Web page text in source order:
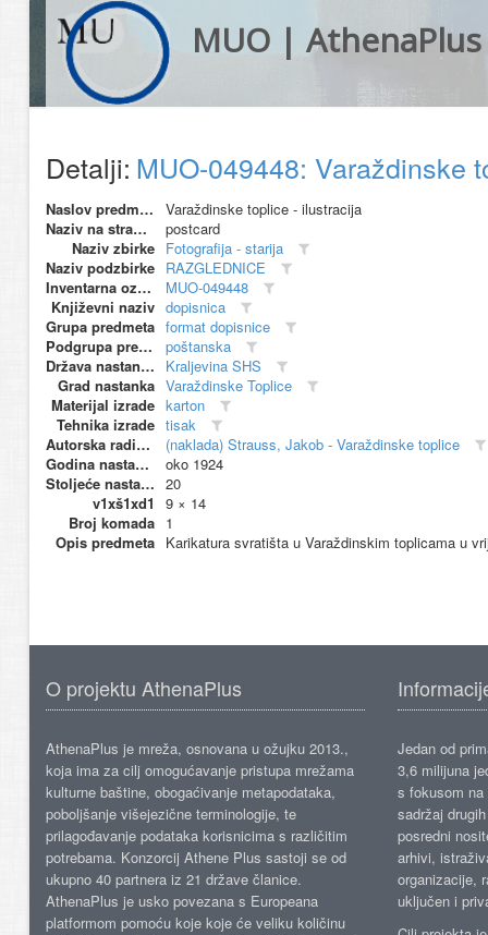
MUO | AthenaPlus
Detalji: MUO-049448:
Naslov predmeta
Varaždinske toplice - ilustracija
Naziv na stranom jeziku
postcard
Naziv zbirke Fotografija - starija
Naziv podzbirke RAZGLEDNICE
Inventarna oznaka
MUO-049448
Književni naziv dopisnica
Grupa predmeta format dopisnice
Podgrupa predmeta
poštanska
Država nastanka
Kraljevina SHS
Grad nastanka Varaždinske Toplice
Materijal izrade karton
Tehnika izrade tisak
Autorska radionica (proizvođač)
(naklada) Strauss, Jakob - Varaždinske toplice
Godina nastanka
oko 1924
Stoljeće nastanka 20
v1xš1xd1
9 × 14
Broj komada 1
Opis predmeta Karikatura svratišta u Varaždinskim toplicama u
O projektu AthenaPlus
AthenaPlus je mreža, osnovana u ožujku 2013.,
koja ima za cilj omogućavanje pristupa mrežama
kulturne baštine, obogaćivanje metapodataka,
poboljšanje višejezične terminologije, te
prilagođavanje podataka korisnicima s različitim
potrebama. Konzorcij Athene Plus sastoji se od
ukupno 40 partnera iz 21 države članice.
AthenaPlus je usko povezana s Europeana
platformom pomoću koje koje će veliku količinu
Jedan od
3,6 milijuna
s fokusom
sadržaj
posredni
arhivi,
organizacije,
uključen i